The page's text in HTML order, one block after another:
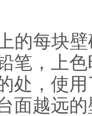
每块壁
笔，上
处，使
面越远